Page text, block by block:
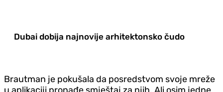
Dubai dobija najnovije arhitektonsko čudo
Brautman je pokušala da posredstvom svoje mreže